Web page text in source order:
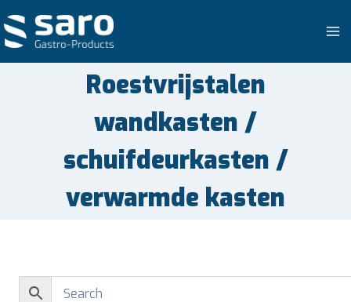
naar
inhoud
Roestvrijstalen
wandkasten /
schuifdeurkasten /
verwarmde kasten